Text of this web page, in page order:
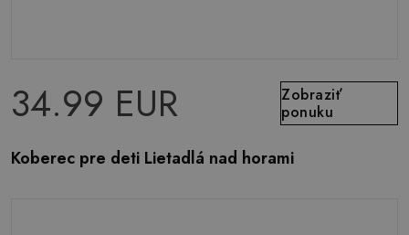
34.99 EUR
Zobraziť
ponuku
Koberec pre deti Lietadlá nad horami